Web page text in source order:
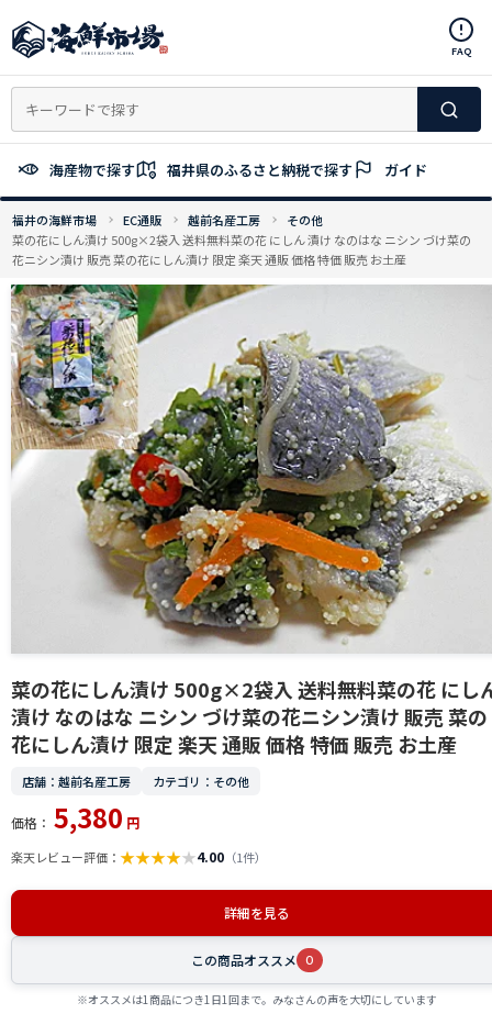
ン
ン
へ
ッ
プ
FAQ
海産物で探す 福井県のふるさと納税で探す ガイド
福井の海鮮市場 EC通販 越前名産工房
その他
菜の花にしん漬け 500g×2袋入 送料無料菜の花 にしん 漬け なのはな ニシン づけ菜の
花ニシン漬け 販売 菜の花にしん漬け 限定 楽天 通販 価格 特価 販売 お土産
菜の花にしん漬け 500g×2袋入 送料無料菜の花 にし
漬け なのはな ニシン づけ菜の花ニシン漬け 販売 菜の
花にしん漬け 限定 楽天 通販 価格 特価 販売 お土産
店舗：越前名産工房 カテゴリ：その他
価格： 5,380 円
楽天レビュー評価： ★★★★★4.00 （1件）
詳細を見る
この商品オススメ 0
※オススメは1商品につき1日1回まで。みなさんの声を大切にしています